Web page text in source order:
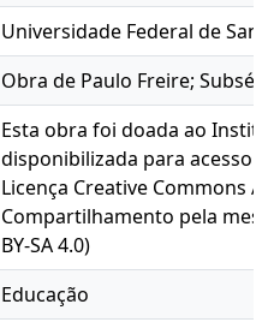
Universidade Federal de
Obra de Paulo Freire;
Esta obra foi doada ao
disponibilizada para acesso
Licença Creative Commons
Compartilhamento pela
BY-SA 4.0)
Educação